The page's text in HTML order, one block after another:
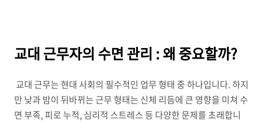
교대 근무자의 수면 관리 : 왜 중요할까?
교대 근무는 현대 사회의 필수적인 업무 형태 중 하나입니다. 하지
만 낮과 밤이 뒤바뀌는 근무 형태는 신체 리듬에 큰 영향을 미쳐 수
면 부족, 피로 누적, 심리적 스트레스 등 다양한 문제를 초래합니